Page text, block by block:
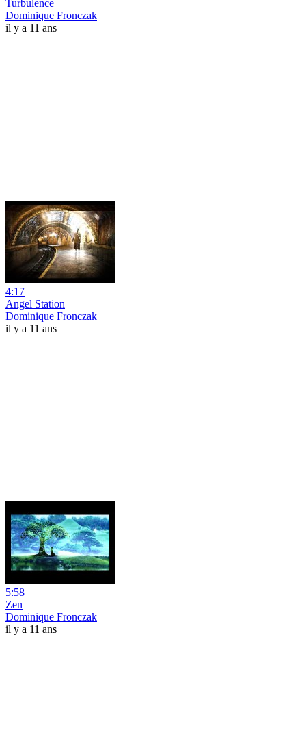
Turbulence
Dominique Fronczak
il y a 11 ans
4:17
Angel Station
Dominique Fronczak
il y a 11 ans
5:58
Zen
Dominique Fronczak
il y a 11 ans